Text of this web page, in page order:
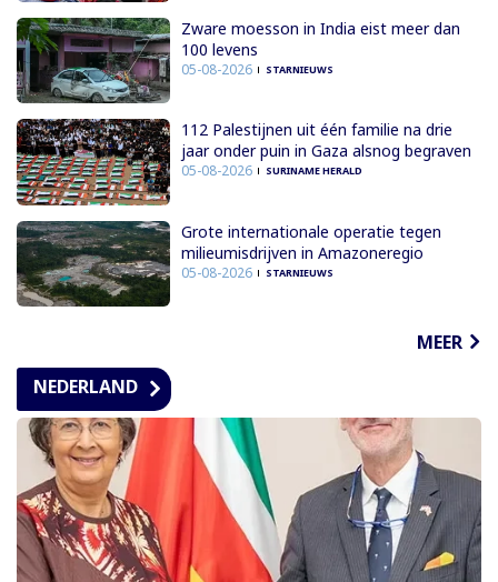
Zware moesson in India eist meer dan
100 levens
05-08-2026 STARNIEUWS
112 Palestijnen uit één familie na drie
jaar onder puin in Gaza alsnog begraven
05-08-2026 SURINAME HERALD
Grote internationale operatie tegen
milieumisdrijven in Amazoneregio
05-08-2026 STARNIEUWS
MEER
NEDERLAND